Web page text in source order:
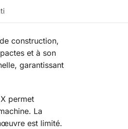
construction,
et à son
garantissant
permet
La
est limité.